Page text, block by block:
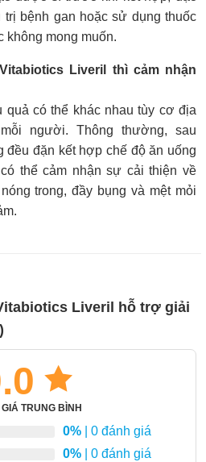
bệnh gan hoặc sử dụng thuốc
không mong muốn.
Liveril thì cảm nhận
quả có thể khác nhau tùy cơ địa
người. Thông thường, sau
đều đặn kết hợp chế độ ăn uống
thể cảm nhận sự cải thiện về
trong, đầy bụng và mệt mỏi
Liveril hỗ trợ giải
TRUNG BÌNH
0% | 0 đánh giá
0% | 0 đánh giá